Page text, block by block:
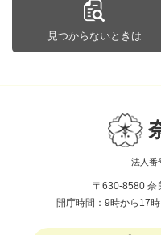
見つからないときは
法人番
〒630-8580 奈
開庁時間：9時から17